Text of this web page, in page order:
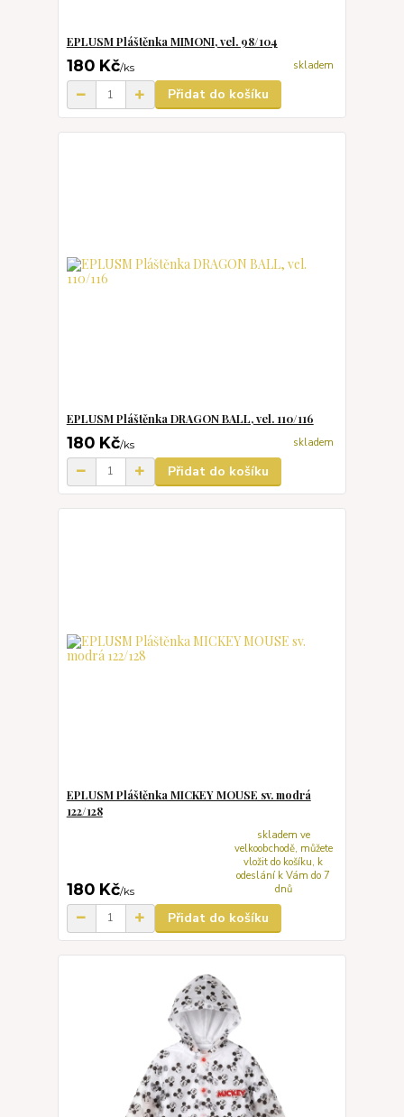
EPLUSM Pláštěnka MIMONI, vel. 98/104
180 Kč/ks skladem
Přidat do košíku
EPLUSM Pláštěnka DRAGON BALL, vel. 110/116
180 Kč/ks skladem
Přidat do košíku
EPLUSM Pláštěnka MICKEY MOUSE sv. modrá
122/128
180 Kč/ks
skladem ve
velkoobchodě, můžete
vložit do košíku, k
odeslání k Vám do 7
dnů
Přidat do košíku